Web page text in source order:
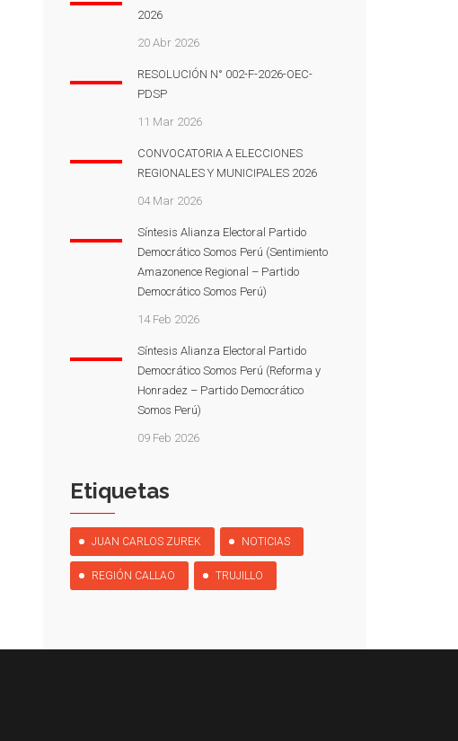
2026
20 Abr 2026
RESOLUCIÓN N° 002-F-2026-OEC-
PDSP
11 Mar 2026
CONVOCATORIA A ELECCIONES
REGIONALES Y MUNICIPALES 2026
04 Mar 2026
Síntesis Alianza Electoral Partido
Democrático Somos Perú (Sentimiento
Amazonence Regional – Partido
Democrático Somos Perú)
14 Feb 2026
Síntesis Alianza Electoral Partido
Democrático Somos Perú (Reforma y
Honradez – Partido Democrático
Somos Perú)
09 Feb 2026
Etiquetas
JUAN CARLOS ZUREK NOTICIAS
REGIÓN CALLAO TRUJILLO